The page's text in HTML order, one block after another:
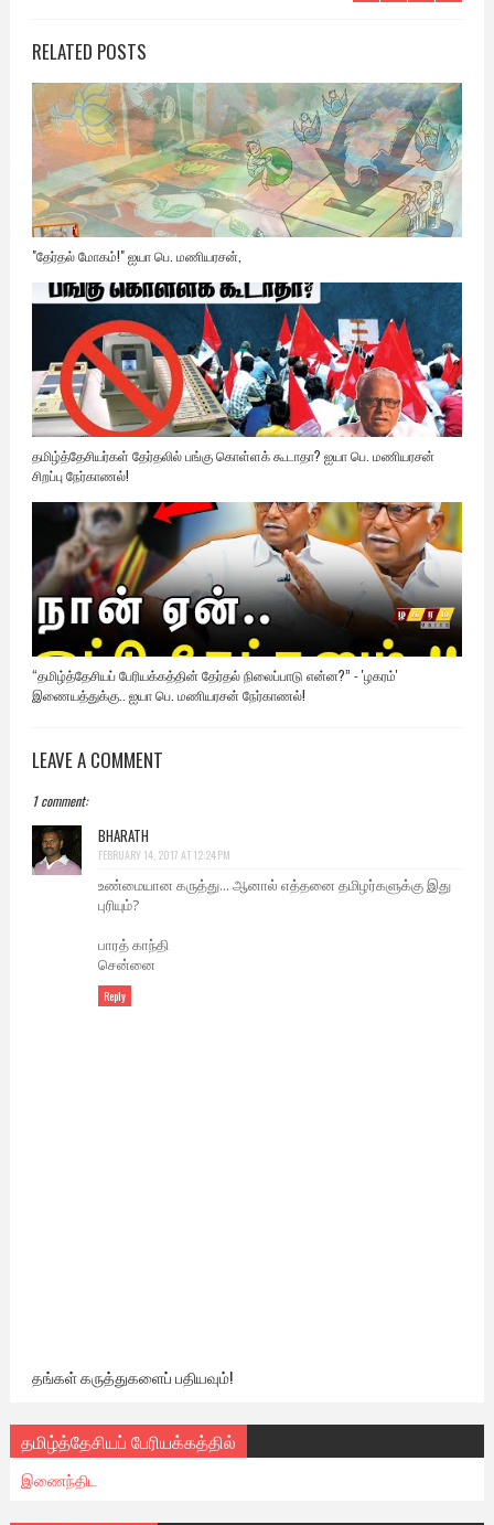
RELATED POSTS
"தேர்தல் மோகம்!" ஐயா பெ. மணியரசன்,
தமிழ்த்தேசியர்கள் தேர்தலில் பங்கு கொள்ளக் கூடாதா? ஐயா பெ. மணியரசன்
சிறப்பு நேர்காணல்!
“தமிழ்த்தேசியப் பேரியக்கத்தின் தேர்தல் நிலைப்பாடு என்ன?” - 'ழகரம்'
இணையத்துக்கு.. ஐயா பெ. மணியரசன் நேர்காணல்!
LEAVE A COMMENT
1 comment:
BHARATH
FEBRUARY 14, 2017 AT 12:24 PM
உண்மையான கருத்து... ஆனால் எத்தனை தமிழர்களுக்கு இது
புரியும்?
பாரத் காந்தி
சென்னை
Reply
தங்கள் கருத்துகளைப் பதியவும்!
தமிழ்த்தேசியப் பேரியக்கத்தில்
இணைந்திட